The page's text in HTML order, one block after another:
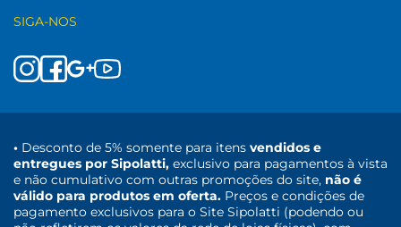
SIGA-NOS
• Desconto de 5% somente para itens vendidos e
entregues por Sipolatti, exclusivo para pagamentos à vista
e não cumulativo com outras promoções do site, não é
válido para produtos em oferta. Preços e condições de
pagamento exclusivos para o Site Sipolatti (podendo ou